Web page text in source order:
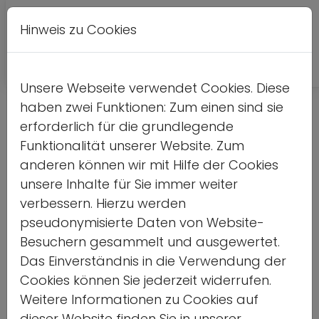
Weil es ums Ganze geht:
Hinweis zu Cookies
Unsere Webseite verwendet Cookies. Diese
haben zwei Funktionen: Zum einen sind sie
erforderlich für die grundlegende
Funktionalität unserer Website. Zum
anderen können wir mit Hilfe der Cookies
unsere Inhalte für Sie immer weiter
verbessern. Hierzu werden
pseudonymisierte Daten von Website-
Besuchern gesammelt und ausgewertet.
Das Einverständnis in die Verwendung der
Cookies können Sie jederzeit widerrufen.
Weitere Informationen zu Cookies auf